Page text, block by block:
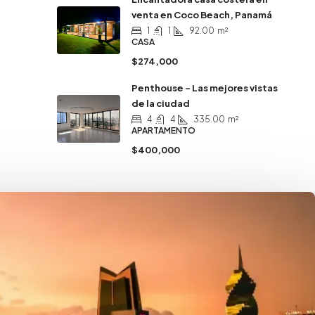
venta en Coco Beach, Panamá
1 1 92.00 m²
CASA
$274,000
Penthouse – Las mejores vistas
de la ciudad
4 4 335.00 m²
APARTAMENTO
$400,000